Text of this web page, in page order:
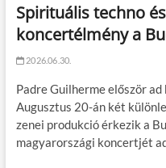
Spirituális techno
koncertélmény a
2026.06.30.
Padre Guilherme először
Augusztus 20-án két
zenei produkció érkezik a
magyarországi koncertjét